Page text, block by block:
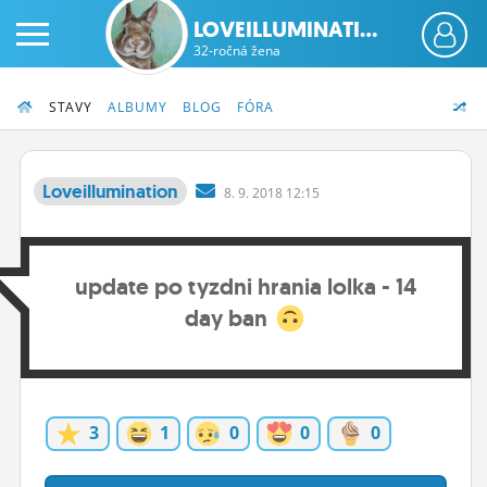
ČINŽIAK
STATUSY
BLOGY
LOVEILLUMINATI...
32-ročná žena
STAVY ALBUMY BLOG FÓRA
Loveillumination 8. 9. 2018 12:15
update po tyzdni hrania lolka - 14
day ban
3 1 0 0 0